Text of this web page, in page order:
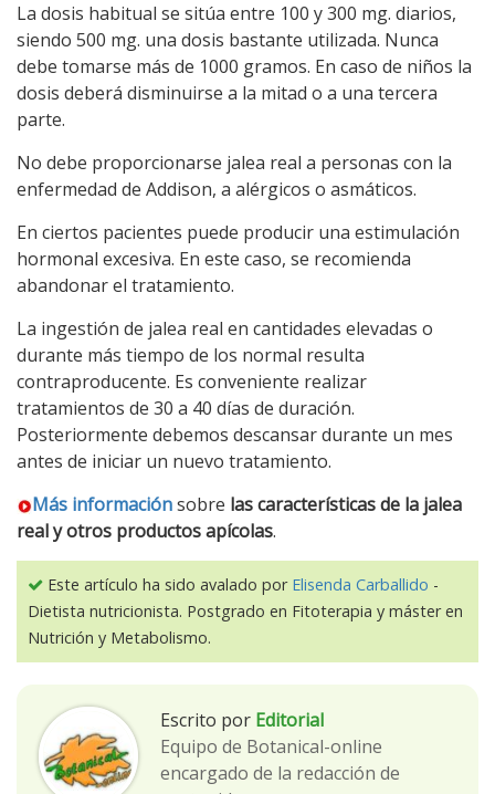
La dosis habitual se sitúa entre 100 y 300 mg. diarios,
siendo 500 mg. una dosis bastante utilizada. Nunca
debe tomarse más de 1000 gramos. En caso de niños la
dosis deberá disminuirse a la mitad o a una tercera
parte.
No debe proporcionarse jalea real a personas con la
enfermedad de Addison, a alérgicos o asmáticos.
En ciertos pacientes puede producir una estimulación
hormonal excesiva. En este caso, se recomienda
abandonar el tratamiento.
La ingestión de jalea real en cantidades elevadas o
durante más tiempo de los normal resulta
contraproducente. Es conveniente realizar
tratamientos de 30 a 40 días de duración.
Posteriormente debemos descansar durante un mes
antes de iniciar un nuevo tratamiento.
Más informaciónsobre las características de la jalea
real y otros productos apícolas.
Este artículo ha sido avalado por Elisenda Carballido -
Dietista nutricionista. Postgrado en Fitoterapia y máster en
Nutrición y Metabolismo.
Escrito por Editorial
Equipo de Botanical-online
encargado de la redacción de